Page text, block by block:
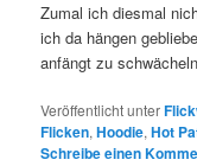
Zumal ich diesmal
ich da hängen
anfängt zu
Veröffentlicht unter
Flicken,Hoodie,Hot
Schreibe einen